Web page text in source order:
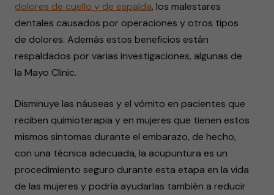
dolores de cuello y de espalda, los malestares
dentales causados por operaciones y otros tipos
de dolores. Además estos beneficios están
respaldados por varias investigaciones, algunas de
la Mayo Clinic.
Disminuye las náuseas y el vómito en pacientes que
reciben quimioterapia y en mujeres que tienen estos
mismos síntomas durante el embarazo, de hecho,
con una técnica adecuada, la acupuntura es un
procedimiento seguro durante esta etapa en la vida
de las mujeres y podría ayudarlas también a reducir